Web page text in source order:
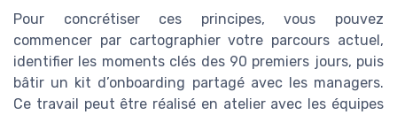
Pour concrétiser ces principes, vous pouvez
commencer par cartographier votre parcours actuel,
identifier les moments clés des 90 premiers jours, puis
bâtir un kit d’onboarding partagé avec les managers.
Ce travail peut être réalisé en atelier avec les équipes